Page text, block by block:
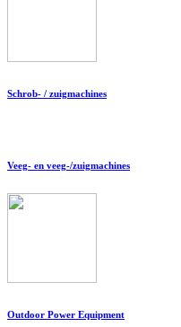
Schrob- / zuigmachines
Veeg- en veeg-/zuigmachines
Outdoor Power Equipment